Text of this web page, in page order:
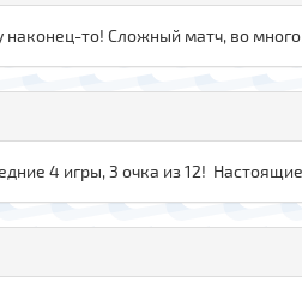
наконец-то! Сложный матч, во
4 игры, 3 очка из 12!